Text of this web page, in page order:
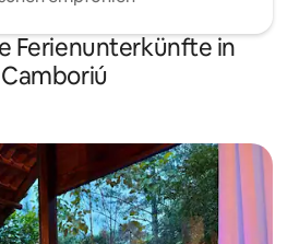
Ferienunterkünfte in
Camboriú